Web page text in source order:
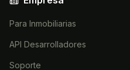
Para Inmobiliarias
API Desarrolladores
Soporte